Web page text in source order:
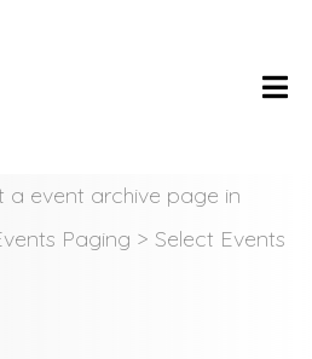
a event archive page in
Paging > Select Events